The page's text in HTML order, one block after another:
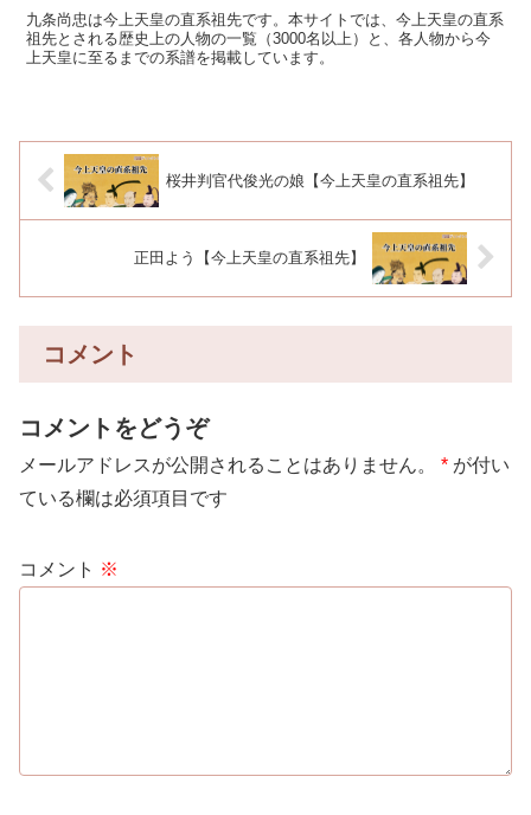
九条尚忠は今上天皇の直系祖先です。本サイトでは、今上天皇の直系
祖先とされる歴史上の人物の一覧（3000名以上）と、各人物から今
上天皇に至るまでの系譜を掲載しています。
桜井判官代俊光の娘【今上天皇の直系祖先】
正田よう【今上天皇の直系祖先】
コメント
コメントをどうぞ
メールアドレスが公開されることはありません。 * が付い
ている欄は必須項目です
コメント ※